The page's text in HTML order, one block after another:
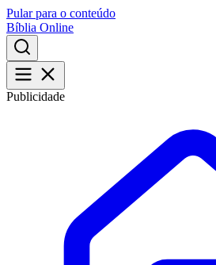
Pular para o conteúdo
Bíblia Online
Publicidade